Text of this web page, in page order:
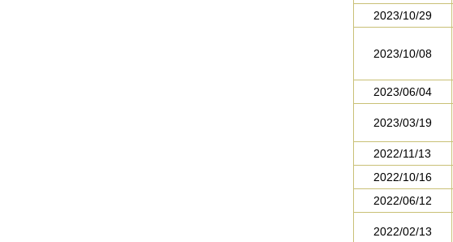
2023/10/29
2023/10/08
2023/06/04
2023/03/19
2022/11/13
2022/10/16
2022/06/12
2022/02/13